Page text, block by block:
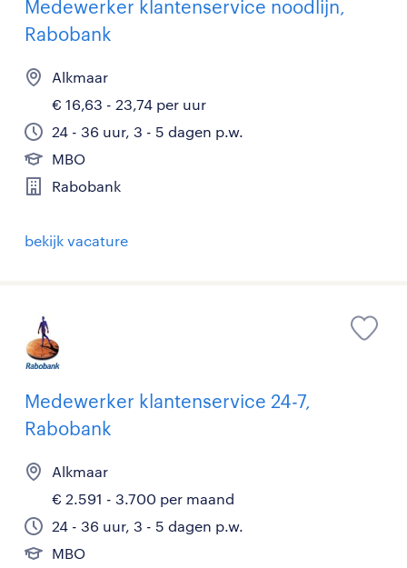
Medewerker klantenservice noodlijn,
Rabobank
Alkmaar
€ 16,63 - 23,74 per uur
24 - 36 uur, 3 - 5 dagen p.w.
MBO
Rabobank
bekijk vacature
Medewerker klantenservice 24-7,
Rabobank
Alkmaar
€ 2.591 - 3.700 per maand
24 - 36 uur, 3 - 5 dagen p.w.
MBO